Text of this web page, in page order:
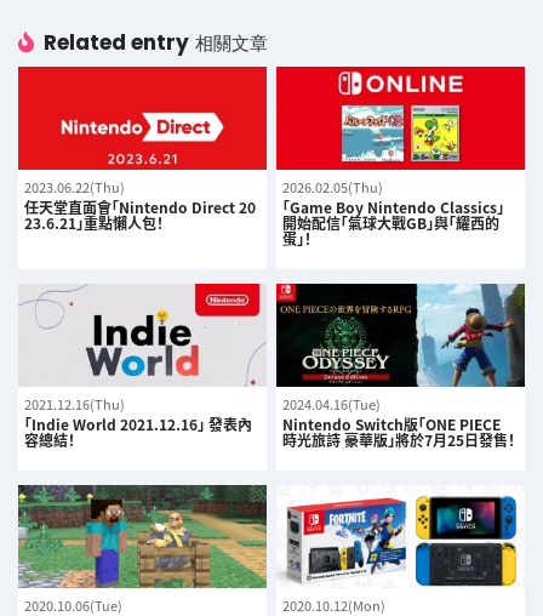
Related entry 相關文章
2023.06.22(Thu)
任天堂直面會「Nintendo Direct 20
23.6.21」重點懶人包！
2026.02.05(Thu)
「Game Boy Nintendo Classics」
開始配信「氣球大戰GB」與「耀西的
蛋」！
2021.12.16(Thu)
「Indie World 2021.12.16」 發表內
容總結！
2024.04.16(Tue)
Nintendo Switch版「ONE PIECE
時光旅詩 豪華版」將於7月25日發售！
2020.10.06(Tue) 2020.10.12(Mon)